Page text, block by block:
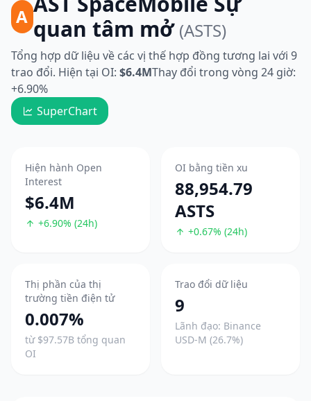
A quan tâm mở (ASTS)
Tổng hợp dữ liệu về các vị thế hợp đồng tương lai với 9
trao đổi. Hiện tại OI: $6.4MThay đổi trong vòng 24 giờ:
+6.90%
SuperChart
Hiện hành Open
Interest
$6.4M
+6.90% (24h)
OI bằng tiền xu
88,954.79
ASTS
+0.67% (24h)
Thị phần của thị
trường tiền điện tử
0.007%
từ $97.57B tổng quan
OI
Trao đổi dữ liệu
9
Lãnh đạo: Binance
USD-M (26.7%)